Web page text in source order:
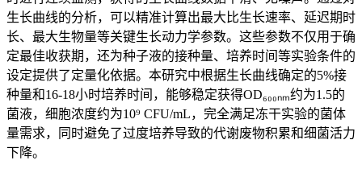
生长曲线的分析，可以精准计算出最大比生长速率、延迟期时
长、最大生物量等关键生长动力学参数。这些参数不仅用于确
定最佳收获期，还为种子液的接种量、培养时间等实验条件的
设定提供了定量化依据。本研究中根据生长曲线确定的5%接
种量和16-18小时培养时间，能够稳定获得OD₆₀₀ₙₘ约为1.5的
菌液，细胞浓度约为10⁹ CFU/mL，完全满足冻干实验的菌体
量需求，同时避免了过度培养导致的代谢废物积累和细菌活力
下降。